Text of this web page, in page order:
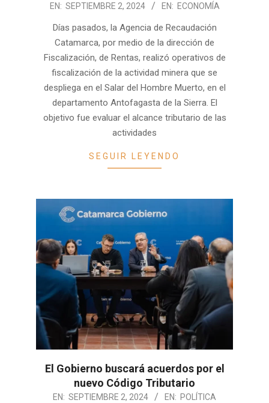
2024-
EN: SEPTIEMBRE 2, 2024 EN: ECONOMÍA
Días pasados, la Agencia de Recaudación
Catamarca, por medio de la dirección de
Fiscalización, de Rentas, realizó operativos de
fiscalización de la actividad minera que se
despliega en el Salar del Hombre Muerto, en el
departamento Antofagasta de la Sierra. El
objetivo fue evaluar el alcance tributario de las
actividades
SEGUIR LEYENDO
El Gobierno buscará acuerdos por el
nuevo Código Tributario
2024-EN: SEPTIEMBRE 2, 2024 EN: POLÍTICA